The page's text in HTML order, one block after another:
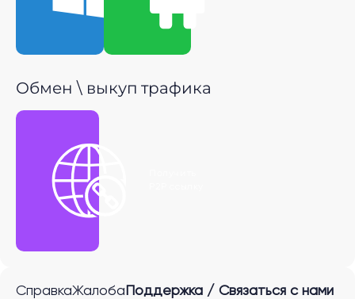
Обмен \ выкуп трафика
СправкаЖалоба Поддержка / Связаться с нами